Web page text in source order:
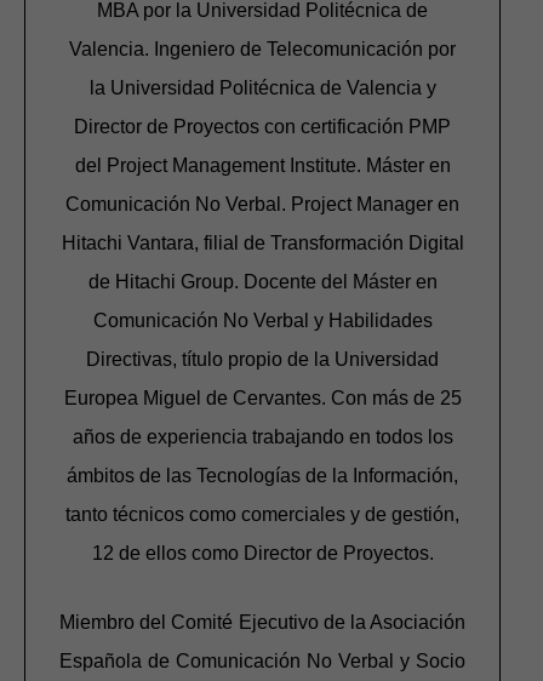
MBA por la Universidad Politécnica de
Valencia. Ingeniero de Telecomunicación por
la Universidad Politécnica de Valencia y
Director de Proyectos con certificación PMP
del Project Management Institute. Máster en
Comunicación No Verbal. Project Manager en
Hitachi Vantara, filial de Transformación Digital
de Hitachi Group. Docente del Máster en
Comunicación No Verbal y Habilidades
Directivas, título propio de la Universidad
Europea Miguel de Cervantes. Con más de 25
años de experiencia trabajando en todos los
ámbitos de las Tecnologías de la Información,
tanto técnicos como comerciales y de gestión,
12 de ellos como Director de Proyectos.
Miembro del Comité Ejecutivo de la Asociación
Española de Comunicación No Verbal y Socio